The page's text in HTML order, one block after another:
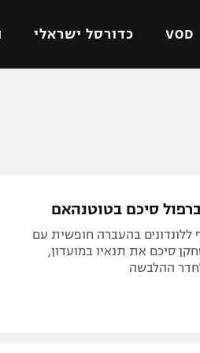
VOD כדורסל ישראלי
סיכם בטוטנהאם
ללונדונים בהעברה חופשית עם
סיכם את תנאיו במועדון,
לחדר ההלבשה